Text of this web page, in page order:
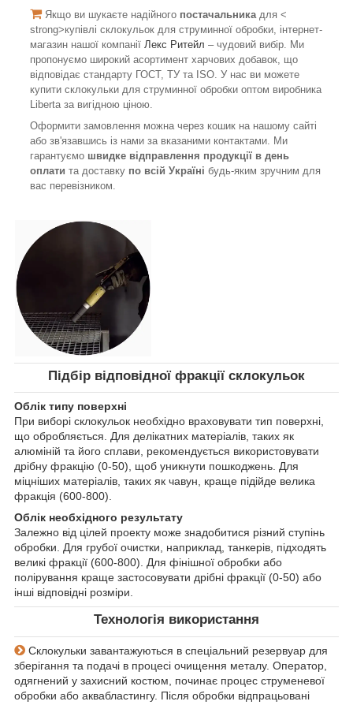
Якщо ви шукаєте надійного постачальника для <
strong>купівлі склокульок для струминної обробки, інтернет-
магазин нашої компанії Лекс Ритейл – чудовий вибір. Ми
пропонуємо широкий асортимент харчових добавок, що
відповідає стандарту ГОСТ, ТУ та ISO. У нас ви можете
купити склокульки для струминної обробки оптом виробника
Liberta за вигідною ціною.
Оформити замовлення можна через кошик на нашому сайті
або зв'язавшись із нами за вказаними контактами. Ми
гарантуємо швидке відправлення продукції в день
оплати та доставку по всій Україні будь-яким зручним для
вас перевізником.
Підбір відповідної фракції склокульок
Облік типу поверхні
При виборі склокульок необхідно враховувати тип поверхні,
що обробляється. Для делікатних матеріалів, таких як
алюміній та його сплави, рекомендується використовувати
дрібну фракцію (0-50), щоб уникнути пошкоджень. Для
міцніших матеріалів, таких як чавун, краще підійде велика
фракція (600-800).
Облік необхідного результату
Залежно від цілей проекту може знадобитися різний ступінь
обробки. Для грубої очистки, наприклад, танкерів, підходять
великі фракції (600-800). Для фінішної обробки або
полірування краще застосовувати дрібні фракції (0-50) або
інші відповідні розміри.
Технологія використання
Склокульки завантажуються в спеціальний резервуар для
зберігання та подачі в процесі очищення металу. Оператор,
одягнений у захисний костюм, починає процес струменевої
обробки або аквабластингу. Після обробки відпрацьовані